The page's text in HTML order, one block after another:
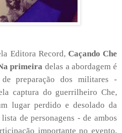
Editora Record, Caçando Che
primeira delas a abordagem é
preparação dos militares -
captura do guerrilheiro Che,
lugar perdido e desolado da
de personagens - de ambos
importante no evento,